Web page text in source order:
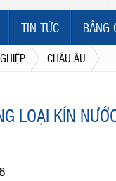
TIN TỨC BẢNG
CHÂU ÂU
LOẠI KÍN